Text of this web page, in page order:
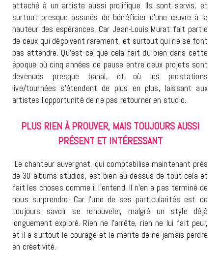
attaché à un artiste aussi prolifique. Ils sont servis, et
surtout presque assurés de bénéficier d’une œuvre à la
hauteur des espérances. Car Jean-Louis Murat fait partie
de ceux qui déçoivent rarement, et surtout qui ne se font
pas attendre. Qu’est-ce que cela fait du bien dans cette
époque où cinq années de pause entre deux projets sont
devenues presque banal, et où les prestations
live/tournées s’étendent de plus en plus, laissant aux
artistes l’opportunité de ne pas retourner en studio.
PLUS RIEN À PROUVER, MAIS TOUJOURS AUSSI
PRÉSENT ET INTÉRESSANT
Le chanteur auvergnat, qui comptabilise maintenant près
de 30 albums studios, est bien au-dessus de tout cela et
fait les choses comme il l’entend. Il n’en a pas terminé de
nous surprendre. Car l’une de ses particularités est de
toujours savoir se renouveler, malgré un style déjà
longuement exploré. Rien ne l’arrête, rien ne lui fait peur,
et il a surtout le courage et le mérite de ne jamais perdre
en créativité.